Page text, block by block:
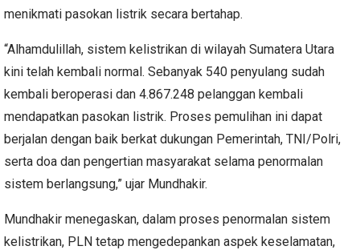
menikmati pasokan listrik secara bertahap.
“Alhamdulillah, sistem kelistrikan di wilayah Sumatera Utara
kini telah kembali normal. Sebanyak 540 penyulang sudah
kembali beroperasi dan 4.867.248 pelanggan kembali
mendapatkan pasokan listrik. Proses pemulihan ini dapat
berjalan dengan baik berkat dukungan Pemerintah, TNI/Polri,
serta doa dan pengertian masyarakat selama penormalan
sistem berlangsung,” ujar Mundhakir.
Mundhakir menegaskan, dalam proses penormalan sistem
kelistrikan, PLN tetap mengedepankan aspek keselamatan,